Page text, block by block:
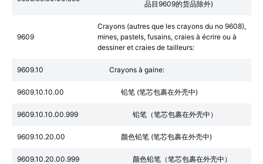
品目9609的货品除外)
9609
Crayons (autres que les crayons du no 9608),
mines, pastels, fusains, craies à écrire ou à
dessiner et craies de tailleurs:
9609.10 Crayons à gaine:
9609.10.10.00 铅笔 (笔芯包裹在外壳中)
9609.10.10.00.999 铅笔（笔芯包裹在外壳中）
9609.10.20.00 颜色铅笔 (笔芯包裹在外壳中)
9609.10.20.00.999 颜色铅笔（笔芯包裹在外壳中）